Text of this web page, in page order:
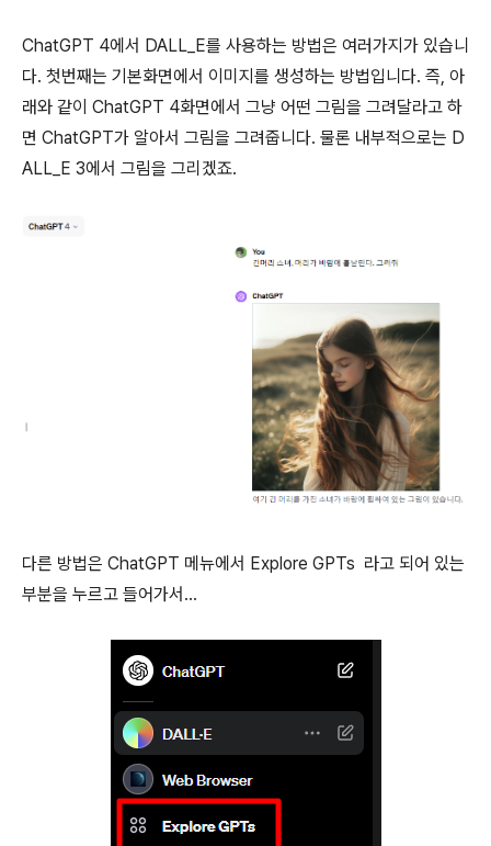
ChatGPT 4에서 DALL_E를 사용하는 방법은 여러가지가 있습니
다. 첫번째는 기본화면에서 이미지를 생성하는 방법입니다. 즉, 아
래와 같이 ChatGPT 4화면에서 그냥 어떤 그림을 그려달라고 하
면 ChatGPT가 알아서 그림을 그려줍니다. 물론 내부적으로는 D
ALL_E 3에서 그림을 그리겠죠.
다른 방법은 ChatGPT 메뉴에서 Explore GPTs 라고 되어 있는
부분을 누르고 들어가서...